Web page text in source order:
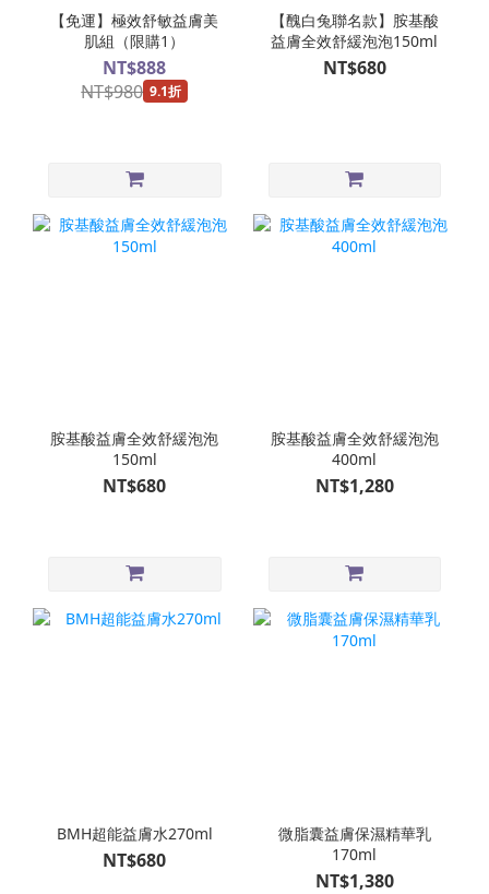
【免運】極效舒敏益膚美
肌組（限購1）
NT$888
NT$980 9.1折
【醜白兔聯名款】胺基酸
益膚全效舒緩泡泡150ml
NT$680
胺基酸益膚全效舒緩泡泡
150ml
NT$680
胺基酸益膚全效舒緩泡泡
400ml
NT$1,280
BMH超能益膚水270ml
NT$680
微脂囊益膚保濕精華乳
170ml
NT$1,380